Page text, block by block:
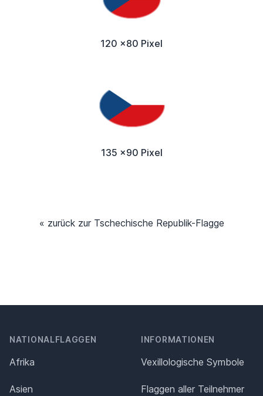
120 x80 Pixel
135 x90 Pixel
« zurück zur Tschechische Republik-Flagge
NATIONALFLAGGEN
Afrika
Asien
INFORMATIONEN
Vexillologische Symbole
Flaggen aller Teilnehmer